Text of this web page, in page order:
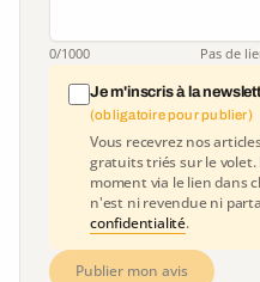
0/1000 Pas de
Je m'inscris à la
(obligatoire pour publier)
Vous recevrez nos
gratuits triés sur le
moment via le lien dans
n'est ni revendue ni
confidentialité.
Publier mon avis